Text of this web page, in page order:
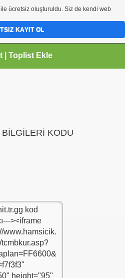
| Toplist Ekle
KODU
ile ücretsiz oluşturuldu. Siz de kendi web
KAYIT OL